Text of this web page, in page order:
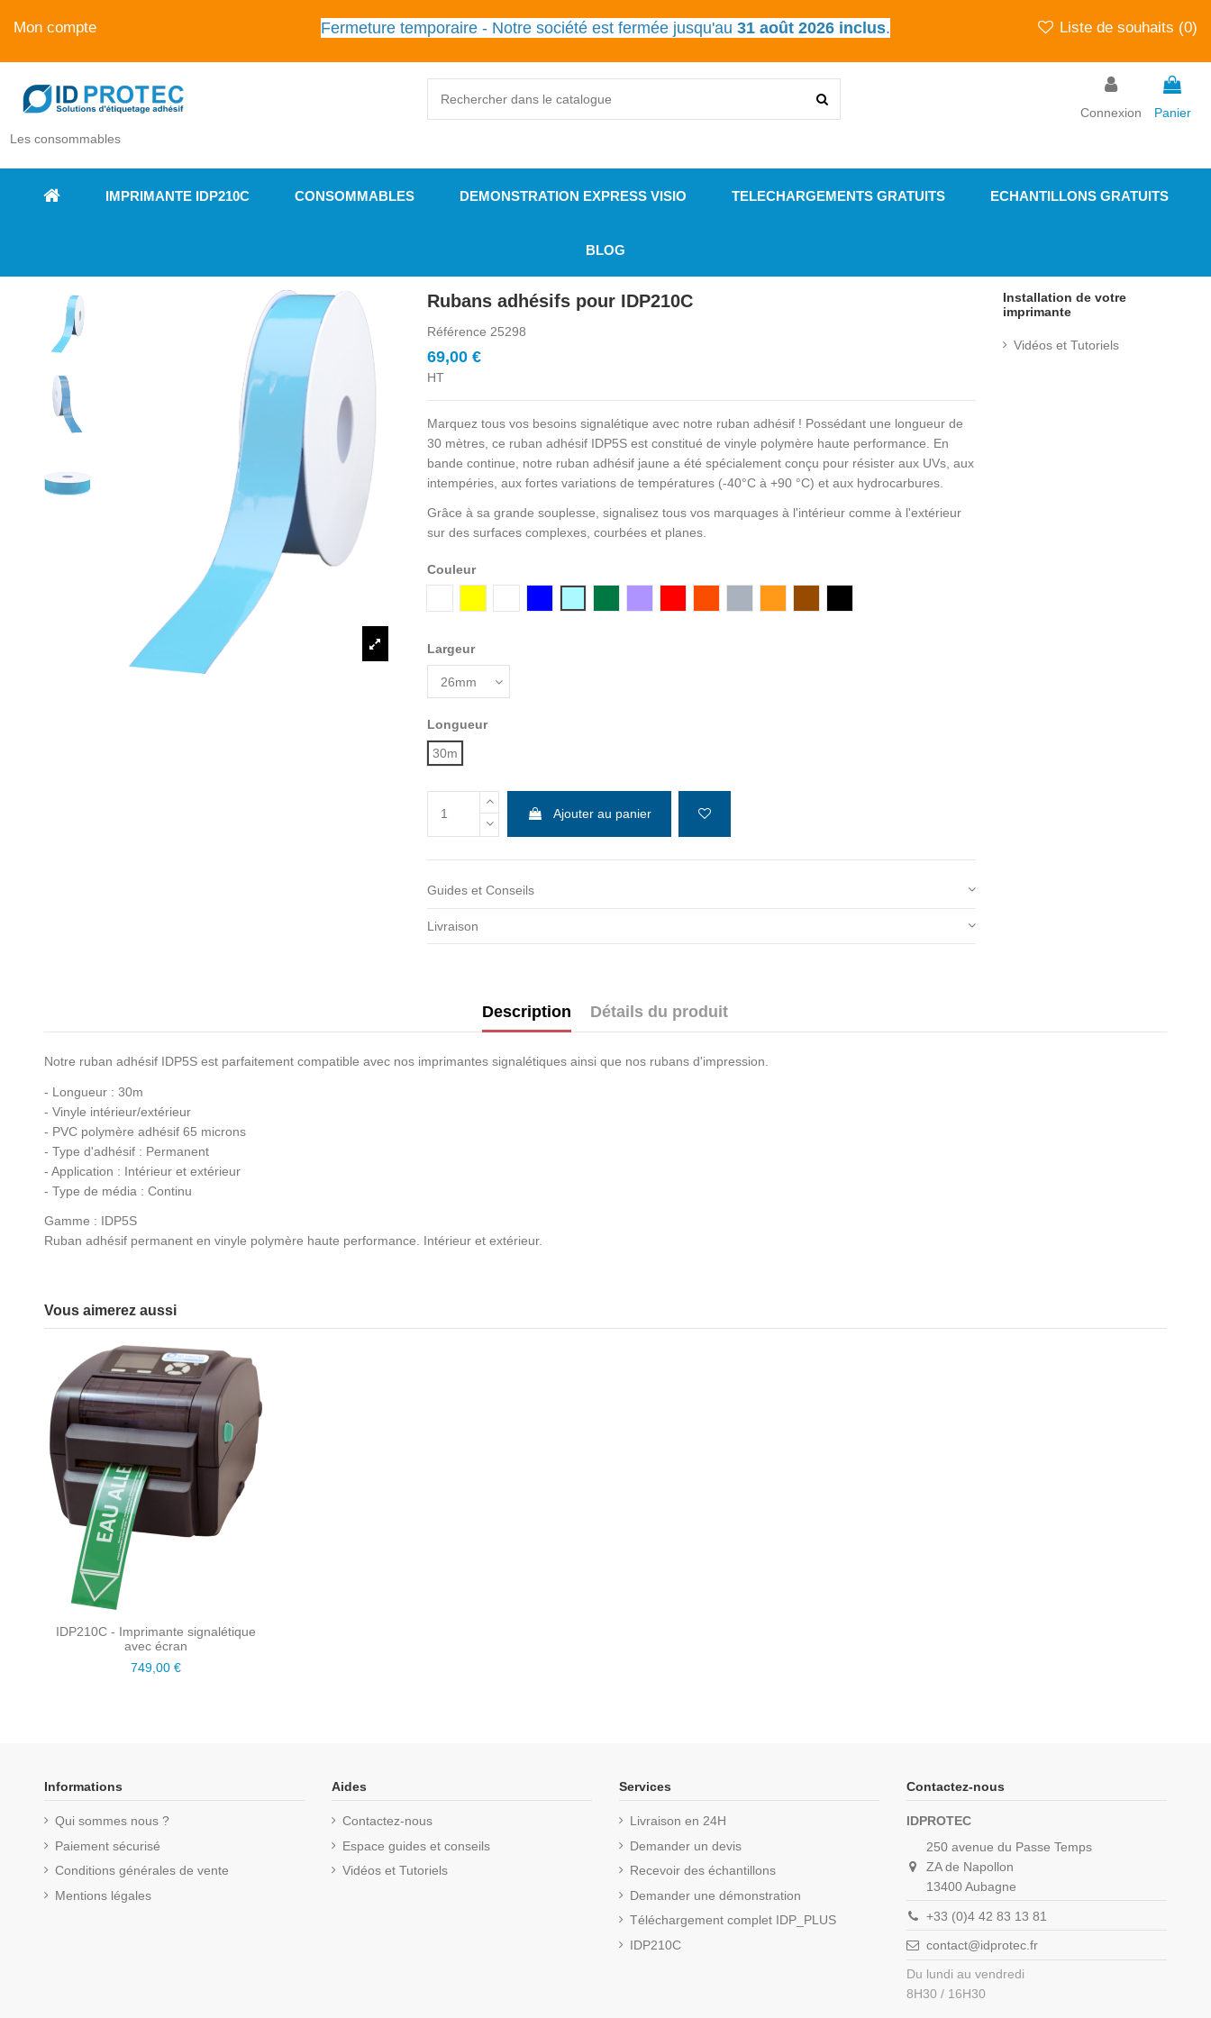
Mon compte Fermeture temporaire - Notre société est fermée jusqu'au 31 août 2026 inclus. Liste de souhaits (0)
Connexion
Panier
Les consommables
IMPRIMANTE IDP210C CONSOMMABLES DEMONSTRATION EXPRESS VISIO TELECHARGEMENTS GRATUITS ECHANTILLONS GRATUITS
BLOG
Rubans adhésifs pour IDP210C
Référence 25298
69,00 €
HT
Marquez tous vos besoins signalétique avec notre ruban adhésif ! Possédant une longueur de
30 mètres, ce ruban adhésif IDP5S est constitué de vinyle polymère haute performance. En
bande continue, notre ruban adhésif jaune a été spécialement conçu pour résister aux UVs, aux
intempéries, aux fortes variations de températures (-40°C à +90 °C) et aux hydrocarbures.
Grâce à sa grande souplesse, signalisez tous vos marquages à l'intérieur comme à l'extérieur
sur des surfaces complexes, courbées et planes.
Couleur
Largeur
Longueur
30m
Ajouter au panier
Guides et Conseils
Livraison
Installation de votre
imprimante
Vidéos et Tutoriels
Description Détails du produit
Notre ruban adhésif IDP5S est parfaitement compatible avec nos imprimantes signalétiques ainsi que nos rubans d'impression.
- Longueur : 30m
- Vinyle intérieur/extérieur
- PVC polymère adhésif 65 microns
- Type d'adhésif : Permanent
- Application : Intérieur et extérieur
- Type de média : Continu
Gamme : IDP5S
Ruban adhésif permanent en vinyle polymère haute performance. Intérieur et extérieur.
Vous aimerez aussi
IDP210C - Imprimante signalétique
avec écran
749,00 €
Informations
Qui sommes nous ?
Paiement sécurisé
Conditions générales de vente
Mentions légales
Aides
Contactez-nous
Espace guides et conseils
Vidéos et Tutoriels
Services
Livraison en 24H
Demander un devis
Recevoir des échantillons
Demander une démonstration
Téléchargement complet IDP_PLUS
IDP210C
Contactez-nous
IDPROTEC
250 avenue du Passe Temps
ZA de Napollon
13400 Aubagne
+33 (0)4 42 83 13 81
contact@idprotec.fr
Du lundi au vendredi
8H30 / 16H30